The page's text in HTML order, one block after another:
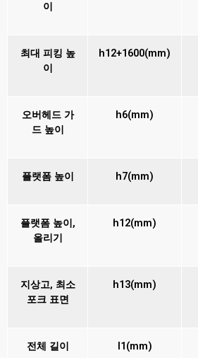
이
최대 피킹 높
이
h12+1600(mm)
오버헤드 가
드 높이
h6(mm)
플랫폼 높이 h7(mm)
플랫폼 높이,
올리기
h12(mm)
지상고, 최소
포크 표면
h13(mm)
전체 길이 l1(mm)